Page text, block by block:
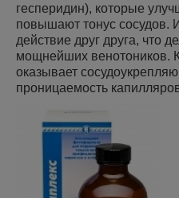
гесперидин), которые
повышают тонус сосудов.
действие друг друга, что
мощнейших венотоников.
оказывает
проницаемость